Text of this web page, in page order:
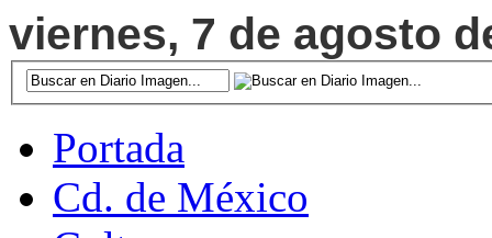
viernes, 7 de agosto
Portada
Cd. de México